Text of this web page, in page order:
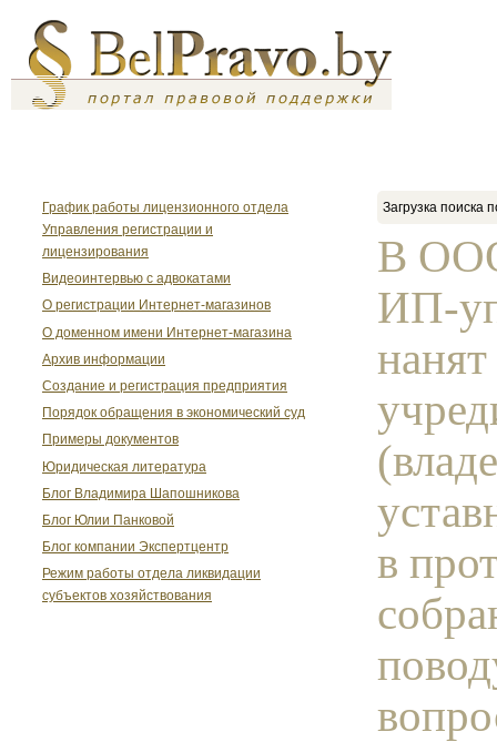
График работы лицензионного отдела
Управления регистрации и
лицензирования
Видеоинтервью с адвокатами
О регистрации Интернет-магазинов
О доменном имени Интернет-магазина
Архив информации
Создание и регистрация предприятия
Порядок обращения в экономический суд
Примеры документов
Юридическая литература
Блог Владимира Шапошникова
Блог Юлии Панковой
Блог компании Экспертцентр
Режим работы отдела ликвидации
субъектов хозяйствования
Загрузка поиска
В
ИП-
в